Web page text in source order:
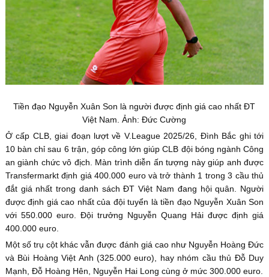
Tiền đạo Nguyễn Xuân Son là người được định giá cao nhất ĐT
Việt Nam. Ảnh: Đức Cường
Ở cấp CLB, giai đoạn lượt về V.League 2025/26, Đình Bắc ghi tới
10 bàn chỉ sau 6 trận, góp công lớn giúp CLB đội bóng ngành Công
an giành chức vô địch. Màn trình diễn ấn tượng này giúp anh được
Transfermarkt định giá 400.000 euro và trở thành 1 trong 3 cầu thủ
đắt giá nhất trong danh sách ĐT Việt Nam đang hội quân. Người
được định giá cao nhất của đội tuyển là tiền đạo Nguyễn Xuân Son
với 550.000 euro. Đội trưởng Nguyễn Quang Hải được định giá
400.000 euro.
Một số trụ cột khác vẫn được đánh giá cao như Nguyễn Hoàng Đức
và Bùi Hoàng Việt Anh (325.000 euro), hay nhóm cầu thủ Đỗ Duy
Mạnh, Đỗ Hoàng Hên, Nguyễn Hai Long cùng ở mức 300.000 euro.